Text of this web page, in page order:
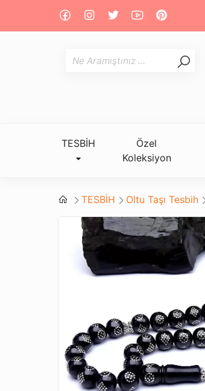
TESBİH
Özel
Koleksiyon
TESBİH Oltu Taşı Tesbih